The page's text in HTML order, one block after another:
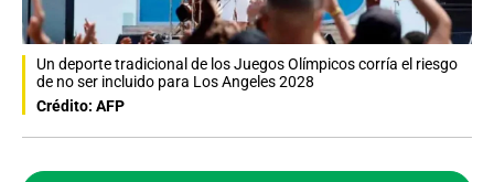
Un deporte tradicional de los Juegos Olímpicos corría el riesgo
de no ser incluido para Los Angeles 2028
Crédito: AFP